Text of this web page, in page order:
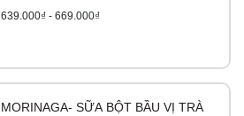
639.000₫ - 669.000₫
MORINAGA- SỮA BỘT BẦU VỊ TRÀ